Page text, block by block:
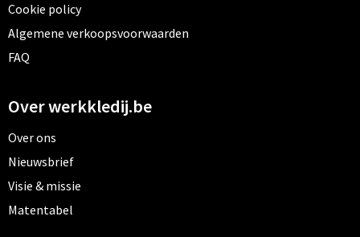
Cookie policy
Algemene verkoopsvoorwaarden
FAQ
Over werkkledij.be
Over ons
Nieuwsbrief
Visie & missie
Matentabel